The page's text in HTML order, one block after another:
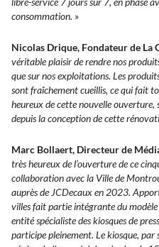
consommation. »
Nicolas Drique, Fondateur de La
véritable plaisir de rendre nos
que sur nos exploitations. Les
sont fraîchement cueillis, ce qui fait
heureux de cette nouvelle
depuis la conception de cette
Marc Bollaert, Directeur de
très heureux de l’ouverture de ce
collaboration avec la Ville de
auprès de JCDecaux en 2023.
villes fait partie intégrante du
entité spécialiste des kiosques de
participe pleinement. Le kiosque,